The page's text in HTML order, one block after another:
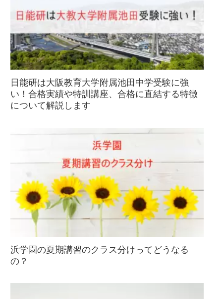
日能研は大阪教育大学附属池田中学受験に強
い！合格実績や特訓講座、合格に直結する特徴
について解説します
浜学園の夏期講習のクラス分けってどうなる
の？